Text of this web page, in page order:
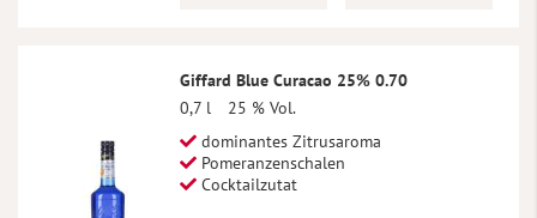
Giffard Blue Curacao 25% 0.70
0,7 l
25 % Vol.
dominantes Zitrusaroma
Pomeranzenschalen
Cocktailzutat